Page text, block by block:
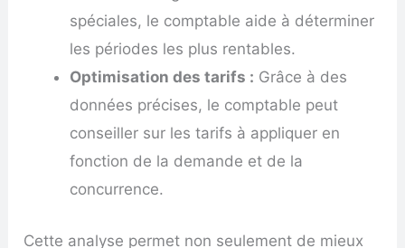
spéciales, le comptable aide à déterminer
les périodes les plus rentables.
Optimisation des tarifs : Grâce à des
données précises, le comptable peut
conseiller sur les tarifs à appliquer en
fonction de la demande et de la
concurrence.
Cette analyse permet non seulement de mieux